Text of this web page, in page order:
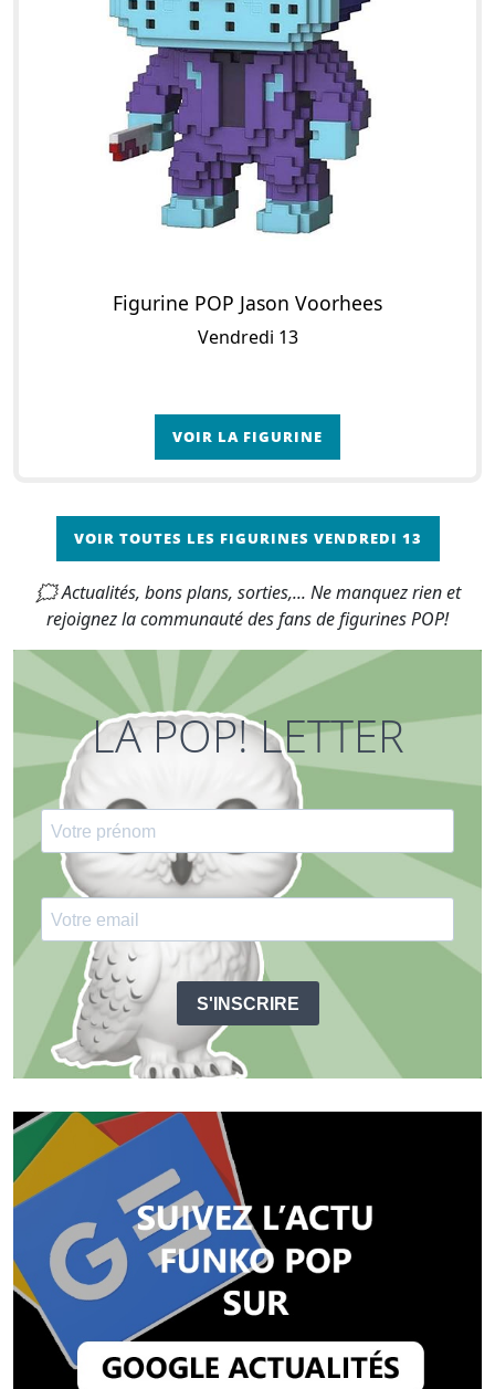
Figurine POP Jason Voorhees
Vendredi 13
VOIR LA FIGURINE
VOIR TOUTES LES FIGURINES VENDREDI 13
🗯 Actualités, bons plans, sorties,... Ne manquez rien et
rejoignez la communauté des fans de figurines POP!
LA POP! LETTER
S'INSCRIRE